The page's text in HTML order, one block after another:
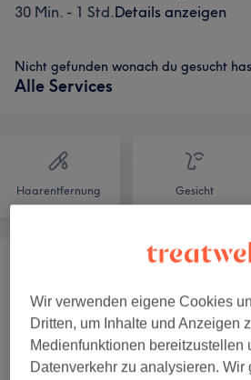
30 Min. - 1 Std.Details anzeigen
Nicht gefunden wonach du gesucht
Alle Services
Haarentfernung Gesicht
Salonbewertungen
Wir verwenden eigene Cookies
Dritten, um Inhalte und Anzeigen
Medienfunktionen bereitzustellen
Datenverkehr zu analysieren. Wir